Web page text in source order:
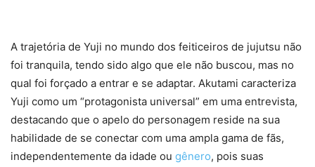
A trajetória de Yuji no mundo dos feiticeiros de jujutsu não
foi tranquila, tendo sido algo que ele não buscou, mas no
qual foi forçado a entrar e se adaptar. Akutami caracteriza
Yuji como um “protagonista universal” em uma entrevista,
destacando que o apelo do personagem reside na sua
habilidade de se conectar com uma ampla gama de fãs,
independentemente da idade ou gênero, pois suas